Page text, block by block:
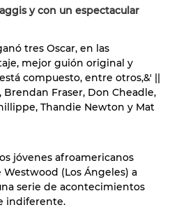
y con un espectacular
tres Oscar, en las
mejor guión original y
compuesto, entre otros,&' ||
Fraser, Don Cheadle,
Thandie Newton y Mat
jóvenes afroamericanos
(Los Ángeles) a
serie de acontecimientos
indiferente.